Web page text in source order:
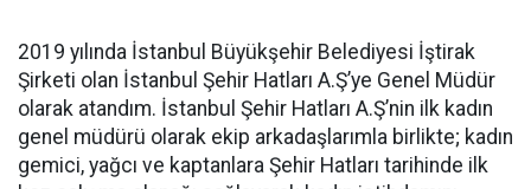
2019 yılında İstanbul Büyükşehir Belediyesi İştirak
Şirketi olan İstanbul Şehir Hatları A.Ş’ye Genel Müdür
olarak atandım. İstanbul Şehir Hatları A.Ş’nin ilk kadın
genel müdürü olarak ekip arkadaşlarımla birlikte; kadın
gemici, yağcı ve kaptanlara Şehir Hatları tarihinde ilk